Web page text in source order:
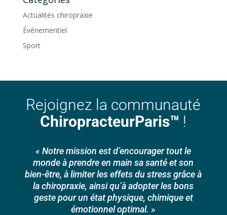
Actualités chiropraxie
Événementiel
Sport
Rejoignez la communauté
ChiropracteurParis™ !
« Notre mission est d’encourager tout le
monde à prendre en main sa santé et son
bien-être, à limiter les effets du stress grâce à
la chiropraxie, ainsi qu’à adopter les bons
geste pour un état physique, chimique et
émotionnel optimal. »